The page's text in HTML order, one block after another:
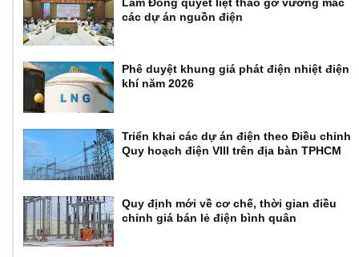
các dự án nguồn điện
Phê duyệt khung giá phát điện nhiệt điện
khí năm 2026
Triển khai các dự án điện theo Điều chỉnh
Quy hoạch điện VIII trên địa bàn TPHCM
Quy định mới về cơ chế, thời gian điều
chỉnh giá bán lẻ điện bình quân